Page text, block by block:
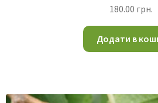
180.00 грн.
Додати в